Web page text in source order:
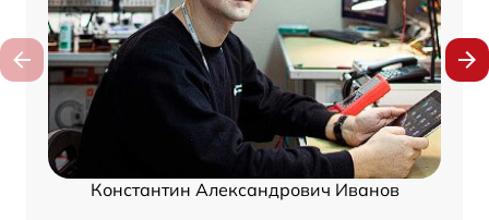
Константин Александрович Иванов